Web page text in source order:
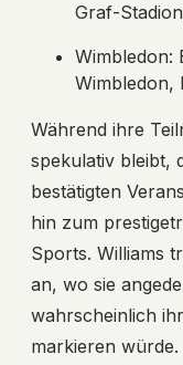
Graf-
Wimbledon:
Wimbledon,
Während ihre
spekulativ bleibt,
bestätigten
hin zum
Sports. Williams
an, wo sie
wahrscheinlich
markieren